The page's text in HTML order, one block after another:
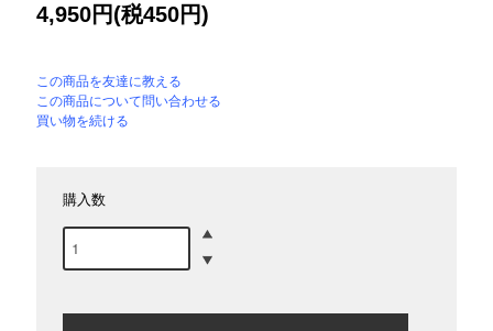
4,950円(税450円)
この商品を友達に教える
この商品について問い合わせる
買い物を続ける
購入数